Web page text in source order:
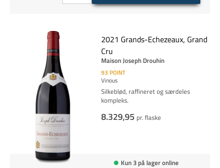
2021 Grands-Echezeaux, Grand
Cru
Maison Joseph Drouhin
93 POINT
Vinous
Silkeblød, raffineret og særdeles
kompleks.
8.329,95 pr. flaske
Kun 3 på lager online